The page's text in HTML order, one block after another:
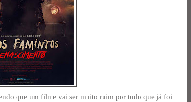
que um filme vai ser muito ruim por tudo que já foi